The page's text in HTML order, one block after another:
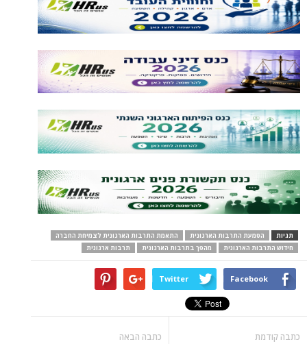
תגיות הטמעת התרבות הארגונית
התאמת התרבות הארגונית לצמיחת החברה
חידוש התרבות הארגונית
מהפך בתרבות הארגונית תרבות ארגונית
Facebook
Twitter
כתבה קודמת כתבה הבאה